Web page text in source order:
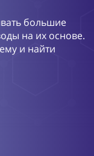
большие
на их основе.
и найти